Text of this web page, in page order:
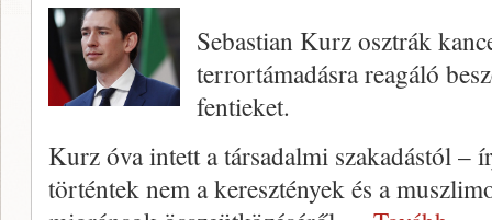
Sebastian Kurz osztrák
terrortámadásra reagáló
fentieket.
Kurz óva intett a társadalmi szakadástól –
történtek nem a keresztények és a